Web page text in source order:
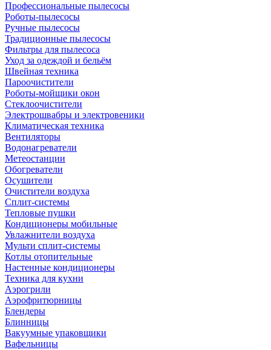
Профессиональные пылесосы
Роботы-пылесосы
Ручные пылесосы
Традиционные пылесосы
Фильтры для пылесоса
Уход за одеждой и бельём
Швейная техника
Пароочистители
Роботы-мойщики окон
Стеклоочистители
Электрошвабры и электровеники
Климатическая техника
Вентиляторы
Водонагреватели
Метеостанции
Обогреватели
Осушители
Очистители воздуха
Сплит-системы
Тепловые пушки
Кондиционеры мобильные
Увлажнители воздуха
Мульти сплит-системы
Котлы отопительные
Настенные кондиционеры
Техника для кухни
Аэрогрили
Аэрофритюрницы
Блендеры
Блинницы
Вакуумные упаковщики
Вафельницы